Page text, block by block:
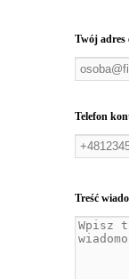
Twój adres
Telefon
Treść